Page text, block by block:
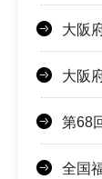
大阪
大阪
第68
全国